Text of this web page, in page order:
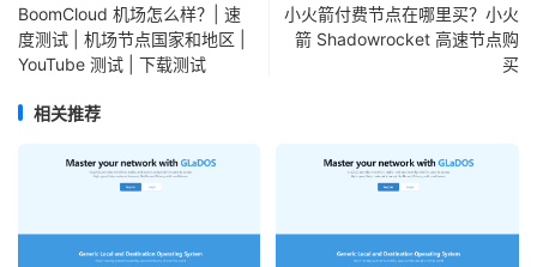
BoomCloud 机场怎么样？| 速
度测试 | 机场节点国家和地区 |
YouTube 测试 | 下载测试
小火箭付费节点在哪里买？小火
箭 Shadowrocket 高速节点购
买
相关推荐